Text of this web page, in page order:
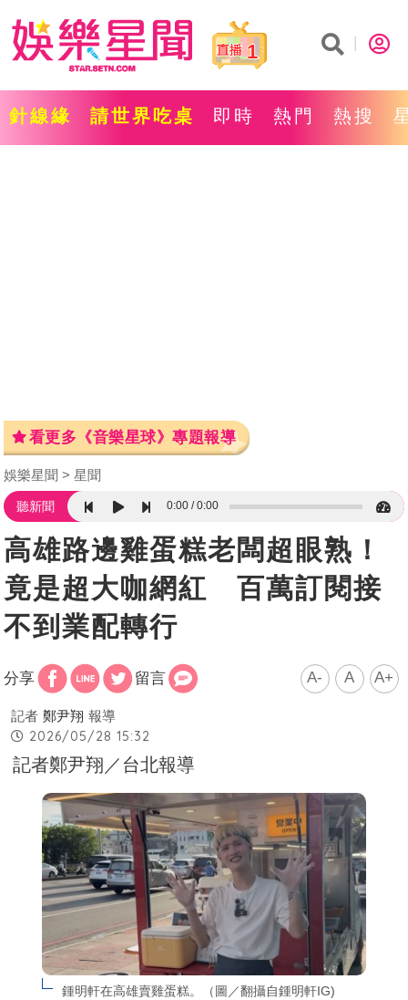
1
針線緣 請世界吃桌 即時 熱門 熱搜
看更多《音樂星球》專題報導
娛樂星聞 星聞
聽新聞 0:00 0:00
高雄路邊雞蛋糕老闆超眼熟！
竟是超大咖網紅 百萬訂閱接
不到業配轉行
分享 留言 A- A A+
記者 鄭尹翔 報導
2026/05/28 15:32
記者鄭尹翔／台北報導
鍾明軒在高雄賣雞蛋糕。（圖／翻攝自鍾明軒IG)